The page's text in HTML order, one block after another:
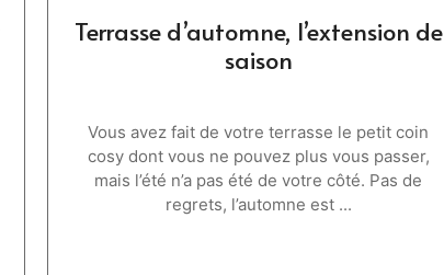
Terrasse d’automne, l’extension de
saison
Vous avez fait de votre terrasse le petit coin
cosy dont vous ne pouvez plus vous passer,
mais l’été n’a pas été de votre côté. Pas de
regrets, l’automne est ...